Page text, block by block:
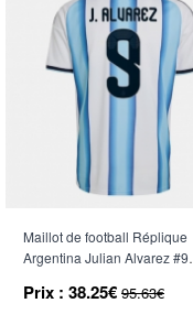
Maillot de football Réplique
Argentina Julian Alvarez #9
Courte
Prix : 38.25€ 95.63€